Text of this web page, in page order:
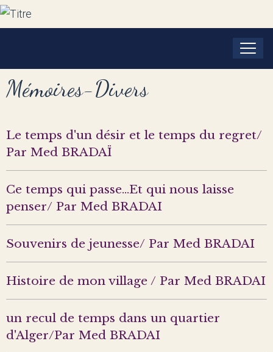
Mémoires-Divers
Le temps d'un désir et le temps du regret/
Par Med BRADAÏ
Ce temps qui passe...Et qui nous laisse
penser/ Par Med BRADAI
Souvenirs de jeunesse/ Par Med BRADAI
Histoire de mon village / Par Med BRADAI
un recul de temps dans un quartier
d'Alger/Par Med BRADAI